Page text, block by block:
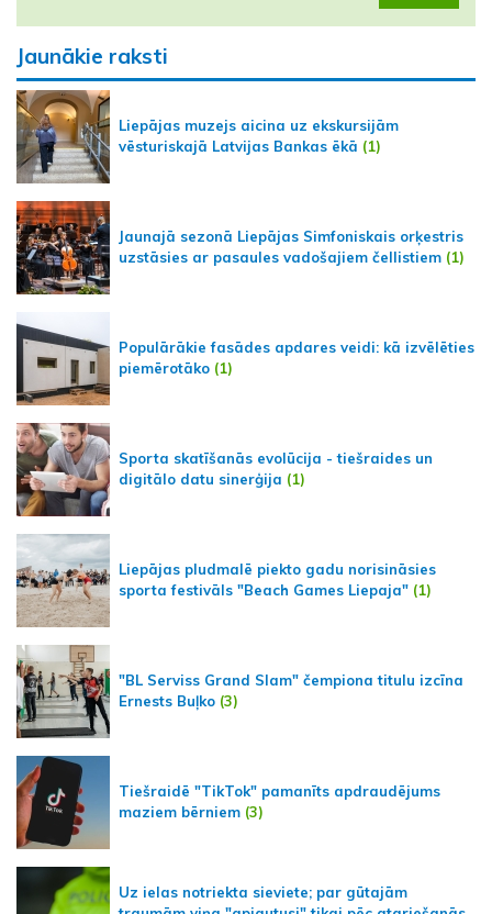
Jaunākie raksti
Liepājas muzejs aicina uz ekskursijām
vēsturiskajā Latvijas Bankas ēkā (1)
Jaunajā sezonā Liepājas Simfoniskais orķestris
uzstāsies ar pasaules vadošajiem čellistiem (1)
Populārākie fasādes apdares veidi: kā izvēlēties
piemērotāko (1)
Sporta skatīšanās evolūcija - tiešraides un
digitālo datu sinerģija (1)
Liepājas pludmalē piekto gadu norisināsies
sporta festivāls "Beach Games Liepaja" (1)
"BL Serviss Grand Slam" čempiona titulu izcīna
Ernests Buļko (3)
Tiešraidē "TikTok" pamanīts apdraudējums
maziem bērniem (3)
Uz ielas notriekta sieviete; par gūtajām